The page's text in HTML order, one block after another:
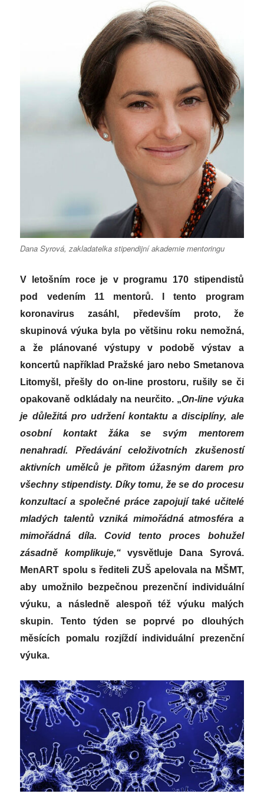
Dana Syrová, zakladatelka stipendijní akademie mentoringu
V letošním roce je v programu 170 stipendistů
pod vedením 11 mentorů. I tento program
koronavirus zasáhl, především proto, že
skupinová výuka byla po většinu roku nemožná,
a že plánované výstupy v podobě výstav a
koncertů například Pražské jaro nebo Smetanova
Litomyšl, přešly do on-line prostoru, rušily se či
opakovaně odkládaly na neurčito. „On-line výuka
je důležitá pro udržení kontaktu a disciplíny, ale
osobní kontakt žáka se svým mentorem
nenahradí. Předávání celoživotních zkušeností
aktivních umělců je přitom úžasným darem pro
všechny stipendisty. Díky tomu, že se do procesu
konzultací a společné práce zapojují také učitelé
mladých talentů vzniká mimořádná atmosféra a
mimořádná díla. Covid tento proces bohužel
zásadně komplikuje,“vysvětluje Dana Syrová.
MenART spolu s řediteli ZUŠ apelovala na MŠMT,
aby umožnilo bezpečnou prezenční individuální
výuku, a následně alespoň též výuku malých
skupin. Tento týden se poprvé po dlouhých
měsících pomalu rozjíždí individuální prezenční
výuka.